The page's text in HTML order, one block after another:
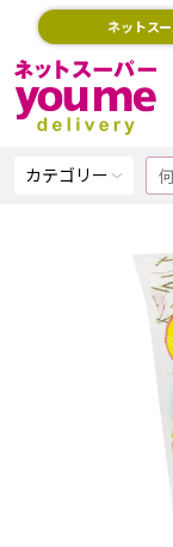
ネットス
カテゴリー